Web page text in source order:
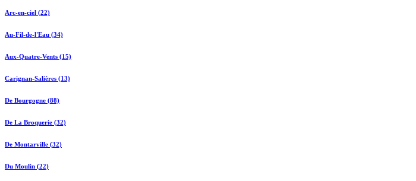
Arc-en-ciel (22)
Au-Fil-de-l'Eau (34)
Aux-Quatre-Vents (15)
Carignan-Salières (13)
De Bourgogne (88)
De La Broquerie (32)
De Montarville (32)
Du Moulin (22)